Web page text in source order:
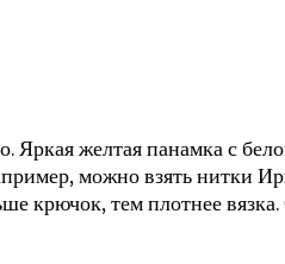
Яркая желтая панамка с
можно взять нитки
крючок, тем плотнее